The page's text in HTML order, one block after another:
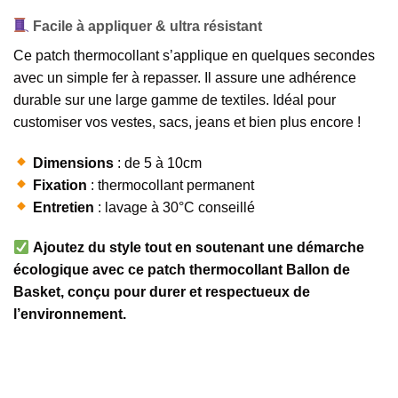
Facile à appliquer & ultra résistant
Ce patch thermocollant s’applique en quelques secondes
avec un simple fer à repasser. Il assure une adhérence
durable sur une large gamme de textiles. Idéal pour
customiser vos vestes, sacs, jeans et bien plus encore !
Dimensions : de 5 à 10cm
Fixation : thermocollant permanent
Entretien : lavage à 30°C conseillé
Ajoutez du style tout en soutenant une démarche
écologique avec ce patch thermocollant Ballon de
Basket, conçu pour durer et respectueux de
l’environnement.